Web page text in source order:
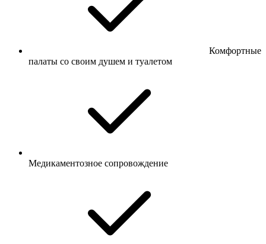
Комфортные
палаты со своим душем и туалетом
Медикаментозное сопровождение